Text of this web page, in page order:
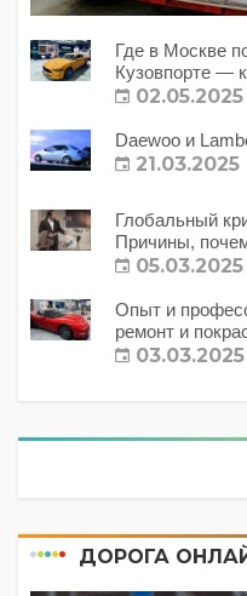
Где в Москве
Кузовпорте —
02.05.2025
Daewoo и
21.03.2025
Глобальный
Причины,
с этим делать?
05.03.2025
Опыт и
ремонт и
03.03.2025
ДОРОГА